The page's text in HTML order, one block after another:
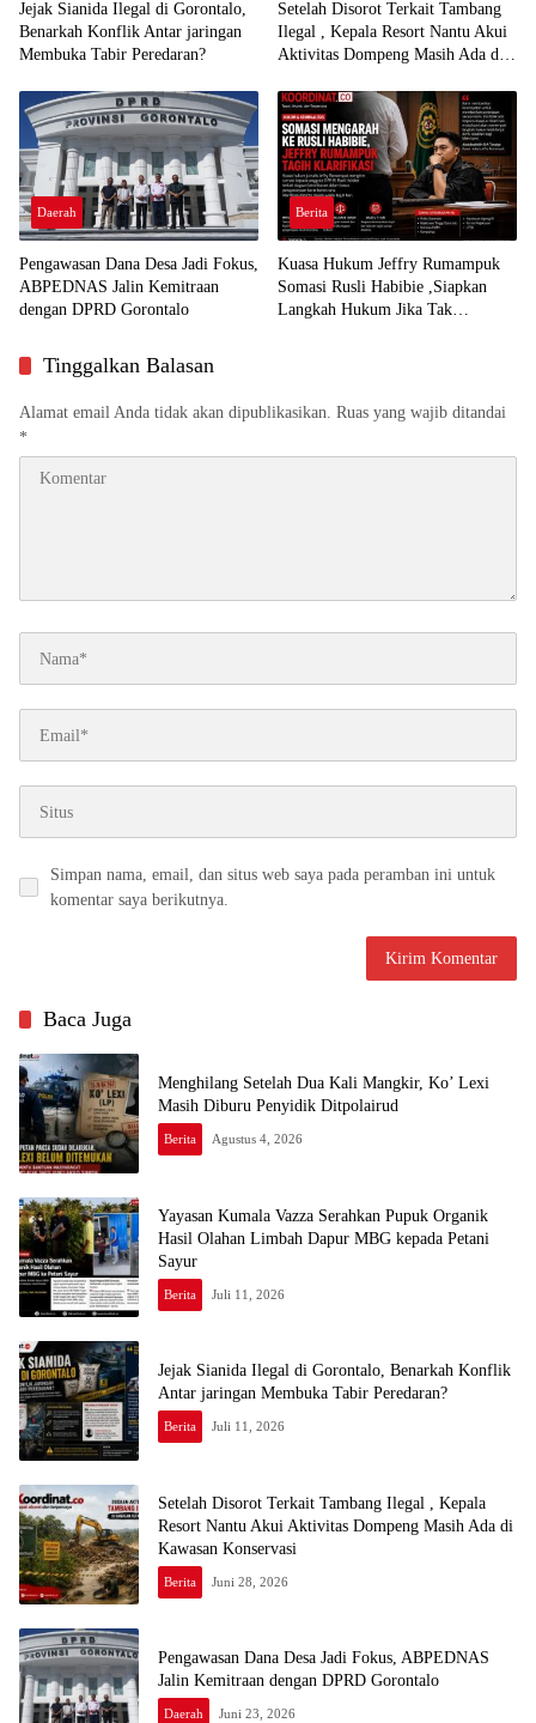
Jejak Sianida Ilegal di Gorontalo,
Benarkah Konflik Antar jaringan
Membuka Tabir Peredaran?
Setelah Disorot Terkait Tambang
Ilegal , Kepala Resort Nantu Akui
Aktivitas Dompeng Masih Ada di
Daerah
Pengawasan Dana Desa Jadi Fokus,
ABPEDNAS Jalin Kemitraan
dengan DPRD Gorontalo
Berita
Kuasa Hukum Jeffry Rumampuk
Somasi Rusli Habibie ,Siapkan
Langkah Hukum Jika Tak
Tinggalkan Balasan
Alamat email Anda tidak akan dipublikasikan. Ruas yang wajib ditandai
*
Simpan nama, email, dan situs web saya pada peramban ini untuk
komentar saya berikutnya.
Baca Juga
Menghilang Setelah Dua Kali Mangkir, Ko’ Lexi
Masih Diburu Penyidik Ditpolairud
Berita Agustus 4, 2026
Yayasan Kumala Vazza Serahkan Pupuk Organik
Hasil Olahan Limbah Dapur MBG kepada Petani
Sayur
Berita Juli 11, 2026
Jejak Sianida Ilegal di Gorontalo, Benarkah Konflik
Antar jaringan Membuka Tabir Peredaran?
Berita Juli 11, 2026
Setelah Disorot Terkait Tambang Ilegal , Kepala
Resort Nantu Akui Aktivitas Dompeng Masih Ada di
Kawasan Konservasi
Berita Juni 28, 2026
Pengawasan Dana Desa Jadi Fokus, ABPEDNAS
Jalin Kemitraan dengan DPRD Gorontalo
Daerah Juni 23, 2026